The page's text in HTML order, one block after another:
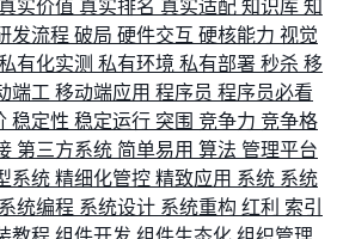
真实价值 真实排名 真实适配 知识库 知
发流程 破局 硬件交互 硬核能力 视觉
有化实测 私有环境 私有部署 秒杀 移
端工 移动端应用 程序员 程序员必看
稳定性 稳定运行 突围 竞争力 竞争格
第三方系统 简单易用 算法 管理平台
系统 精细化管控 精致应用 系统 系统
系统编程 系统设计 系统重构 红利 索引